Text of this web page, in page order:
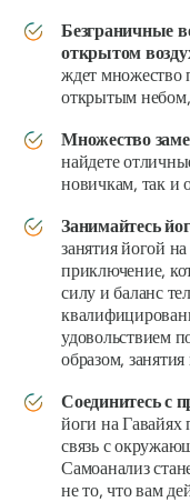
Безграничные
открытом
ждет множество
открытым небом,
Множество
найдете
новичкам, так
Занимайтесь
занятия йогой
приключение,
силу и баланс
удовольствием
образом,
Соединитесь с
йоги на Гавайях
связь с
Самоанализ
не то, что вам